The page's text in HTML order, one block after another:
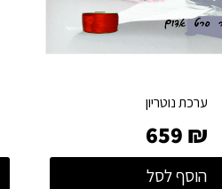
ערכת נוטריון
659 ₪
הוסף לסל